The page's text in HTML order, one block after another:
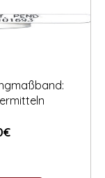
Preis